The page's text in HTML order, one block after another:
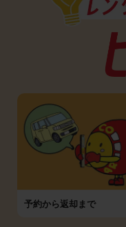
予約から返却まで